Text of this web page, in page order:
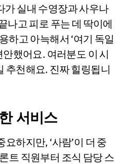
가 실내 수영장과 사우나
나고 피로 푸는 데 딱이에
하고 아늑해서 ‘여기 독일
안했어요. 여러분도 이 시
추천해요. 진짜 힐링됩니
서비스
하지만, ‘사람’이 더 중
트 직원부터 조식 담당 스